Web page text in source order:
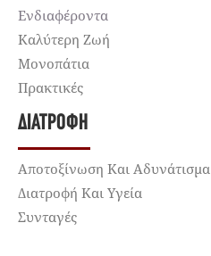
Ενδιαφέροντα
Καλύτερη Ζωή
Μονοπάτια
Πρακτικές
ΔΙΑΤΡΟΦΉ
Αποτοξίνωση Και Αδυνάτισμα
Διατροφή Και Υγεία
Συνταγές